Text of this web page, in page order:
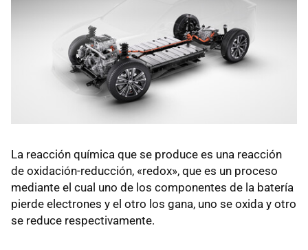
La reacción química que se produce es una reacción
de oxidación-reducción, «redox», que es un proceso
mediante el cual uno de los componentes de la batería
pierde electrones y el otro los gana, uno se oxida y otro
se reduce respectivamente.